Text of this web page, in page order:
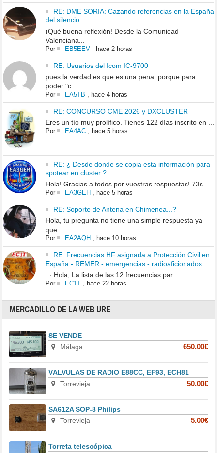
RE: DME SORIA: Cazando referencias en la España
del silencio
¡Qué buena reflexión! Desde la Comunidad
Valenciana...
Por EB5EEV, hace 2 horas
RE: Usuarios del Icom IC-9700
pues la verdad es que es una pena, porque para
poder "c...
Por EA5TB , hace 4 horas
RE: CONCURSO CME 2026 y DXCLUSTER
Eres un tío muy prolífico. Tienes 122 días inscrito en ...
Por EA4AC, hace 5 horas
RE: ¿ Desde donde se copia esta información para
spotear en cluster ?
Hola! Gracias a todos por vuestras respuestas! 73s
Por EA3GEH , hace 5 horas
RE: Soporte de Antena en Chimenea...?
Hola, tu pregunta no tiene una simple respuesta ya
que ...
Por EA2AQH , hace 10 horas
RE: Frecuencias HF asignada a Protección Civil en
España - REMER - emergencias - radioaficionados
· Hola, La lista de las 12 frecuencias par...
Por EC1T, hace 22 horas
MERCADILLO DE LA WEB URE
SE VENDE
Málaga
650.00€
VÁLVULAS DE RADIO E88CC, EF93, ECH81
Torrevieja
50.00€
SA612A SOP-8 Philips
Torrevieja
5.00€
Torreta telescópica